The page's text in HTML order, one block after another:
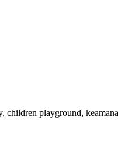
children playground,